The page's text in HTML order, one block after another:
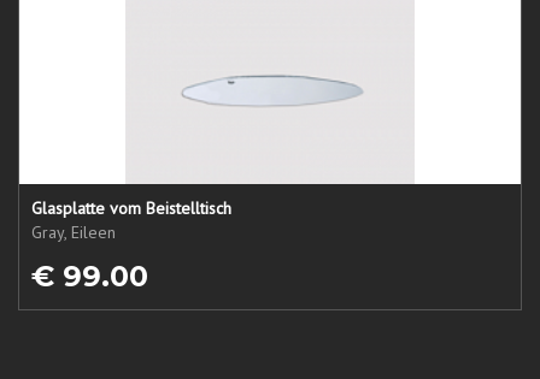
Glasplatte vom Beistelltisch
Gray, Eileen
€ 99.00